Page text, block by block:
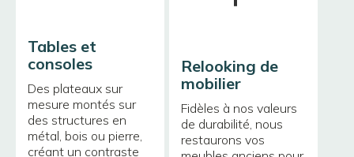
Tables et
consoles
Des plateaux sur
mesure montés sur
des structures en
métal, bois ou pierre,
créant un contraste
Relooking de
mobilier
Fidèles à nos valeurs
de durabilité, nous
restaurons vos